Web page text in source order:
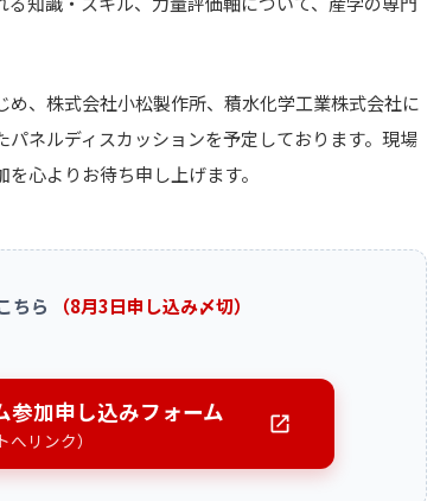
、株式会社小松製作所、積水化学工業株式会社に
ネルディスカッションを予定しております。現場
心よりお待ち申し上げます。
ちら （8月3日申し込み〆切）
参加申し込みフォーム
へリンク）